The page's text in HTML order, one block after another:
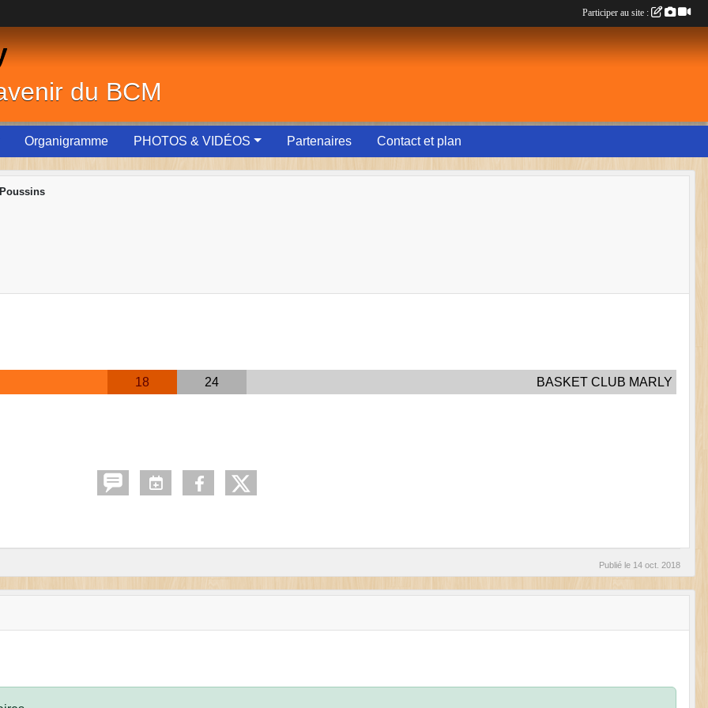
du BCM
Organigramme PHOTOS & VIDÉOS Partenaires Contact et plan
18 24 BASKET CLUB MARLY
Publié le 14 oct. 2018
Participer au site :